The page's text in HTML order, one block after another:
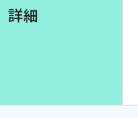
詳細